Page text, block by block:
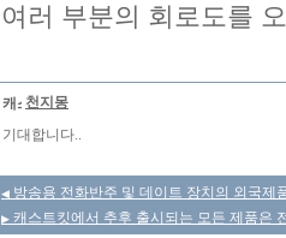
여러 부분의 회로도를
천지몽
기대합니다..
◀ 방송용 전화반주 및 데이트 장치의 외국제
▶ 캐스트킷에서 추후 출시되는 모든 제품은